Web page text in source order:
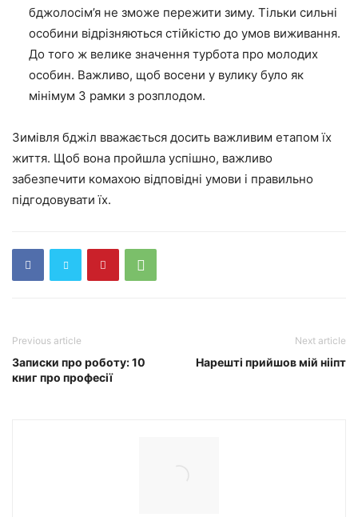
бджолосім’я не зможе пережити зиму. Тільки сильні
особини відрізняються стійкістю до умов виживання.
До того ж велике значення турбота про молодих
особин. Важливо, щоб восени у вулику було як
мінімум 3 рамки з розплодом.
Зимівля бджіл вважається досить важливим етапом їх
життя. Щоб вона пройшла успішно, важливо
забезпечити комахою відповідні умови і правильно
підгодовувати їх.
Previous article
Записки про роботу: 10
книг про професії
Next article
Нарешті прийшов мій нііпт